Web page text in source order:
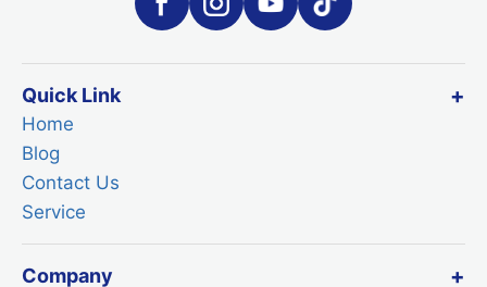
Quick Link
Home
Blog
Contact Us
Service
Company